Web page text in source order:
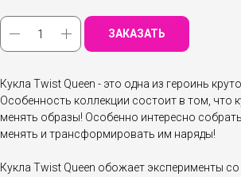
ЗАКАЗАТЬ
Кукла Twist Queen - это одна из героинь
Особенность коллекции состоит в том, что
менять образы! Особенно интересно
менять и трансформировать им наряды!
Кукла Twist Queen обожает эксперименты